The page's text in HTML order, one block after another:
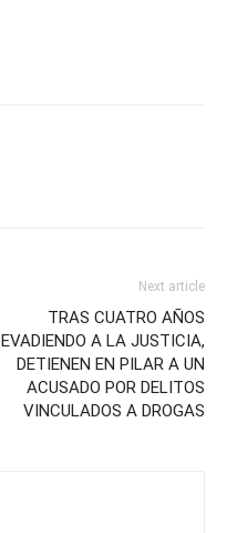
Next article
TRAS CUATRO AÑOS
EVADIENDO A LA JUSTICIA,
DETIENEN EN PILAR A UN
ACUSADO POR DELITOS
VINCULADOS A DROGAS